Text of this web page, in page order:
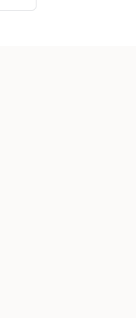
ような工夫を凝らしていま